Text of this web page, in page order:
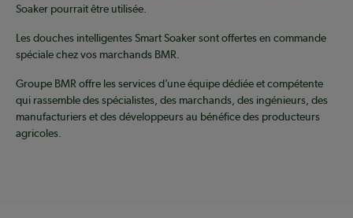
Soaker pourrait être utilisée.
Les douches intelligentes Smart Soaker sont offertes en commande
spéciale chez vos marchands BMR.
Groupe BMR offre les services d’une équipe dédiée et compétente
qui rassemble des spécialistes, des marchands, des ingénieurs, des
manufacturiers et des développeurs au bénéfice des producteurs
agricoles.